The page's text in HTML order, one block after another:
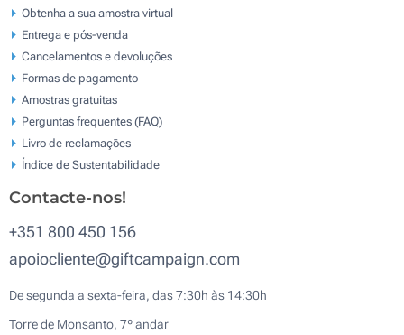
Obtenha a sua amostra virtual
Entrega e pós-venda
Cancelamentos e devoluções
Formas de pagamento
Amostras gratuitas
Perguntas frequentes (FAQ)
Livro de reclamaçōes
Índice de Sustentabilidade
Contacte-nos!
+351 800 450 156
apoiocliente@giftcampaign.com
De segunda a sexta-feira, das 7:30h às 14:30h
Torre de Monsanto, 7º andar